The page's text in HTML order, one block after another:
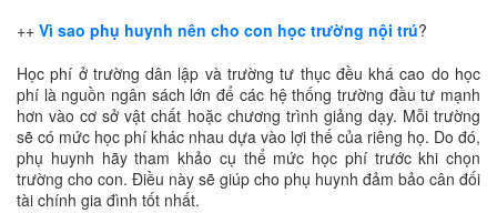
++ Vì sao phụ huynh nên cho con học trường nội trú?
Học phí ở trường dân lập và trường tư thục đều khá cao do học
phí là nguồn ngân sách lớn để các hệ thống trường đầu tư mạnh
hơn vào cơ sở vật chất hoặc chương trình giảng dạy. Mỗi trường
sẽ có mức học phí khác nhau dựa vào lợi thế của riêng họ. Do đó,
phụ huynh hãy tham khảo cụ thể mức học phí trước khi chọn
trường cho con. Điều này sẽ giúp cho phụ huynh đảm bảo cân đối
tài chính gia đình tốt nhất.